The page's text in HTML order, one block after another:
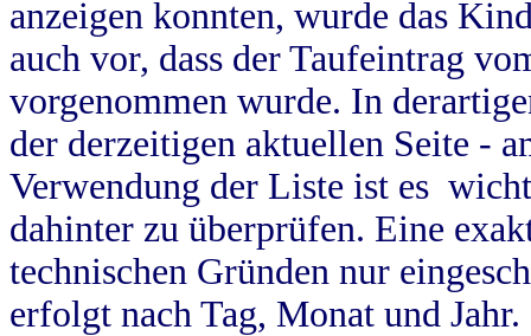
anzeigen konnten, wurde das
auch vor, dass der Taufeintrag
vorgenommen wurde. In
der derzeitigen aktuellen Seite -
Verwendung der Liste ist es
dahinter zu überprüfen. Eine
technischen Gründen nur
erfolgt nach Tag, Monat und Jahr.